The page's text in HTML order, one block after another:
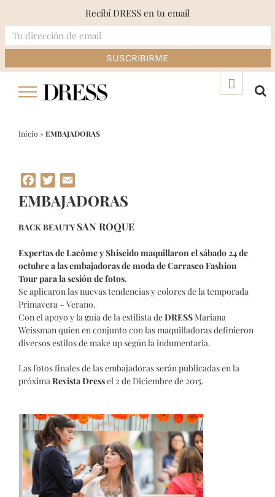
Inicio »EMBAJADORAS
Facebook
Twitter
EMBAJADORAS
BACK BEAUTY SAN ROQUE
Expertas de Lacôme y Shiseido maquillaron el sábado 24 de
octubre a las embajadoras de moda de Carrasco Fashion
Tour para la sesión de fotos.
Se aplicaron las nuevas tendencias y colores de la temporada
Primavera – Verano.
Con el apoyo y la guía de la estilista deDRESSMariana
Weissman quien en conjunto con las maquilladoras definieron
diversos estilos de make up según la indumentaria.
Las fotos finales de las embajadoras serán publicadas en la
próximaRevista Dressel 2 de Diciembre de 2015.
Recibí DRESS en tu email